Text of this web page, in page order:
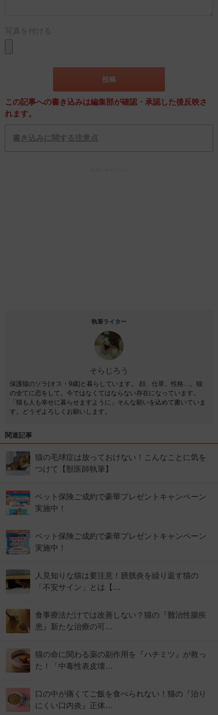
写真を付ける
この記事への書き込みは編集部が確認・承認した後反映さ
れます。
書き込みに関する注意点
執筆ライター
そらじろう
保護猫のソラ(オス・9歳)と暮らしています。 顔、仕草、性格…。猫
の全てに恋をして。今ではなくてはならない存在になっています。
「猫も人も幸せに暮らせますように」そんな願いを込めて書いていま
す。どうぞよろしくお願いします。
関連記事
猫の毛球症は放っておけない！こんなことに気を
つけて【獣医師執筆】
ペット保険ご成約で豪華プレゼントキャンペーン
実施中！
ペット保険ご成約で豪華プレゼントキャンペーン
実施中！
人見知りな猫は要注意！膀胱炎を繰り返す猫の
「不安サイン」とは【…
食事療法だけでは改善しない？猫の『難治性腸疾
患』新たな治療の可…
猫の命に関わる薬の副作用を『ハチミツ』が救っ
た！「中毒性表皮壊…
口の中が痛くてご飯を食べられない！猫の『治り
にくい口内炎』正体…